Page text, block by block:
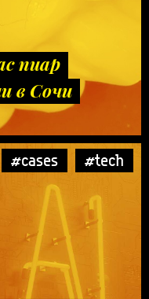
пиар
в Сочи
#cases #tech